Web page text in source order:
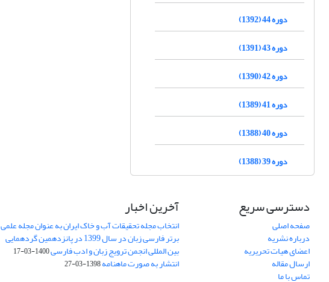
دوره 44 (1392)
دوره 43 (1391)
دوره 42 (1390)
دوره 41 (1389)
دوره 40 (1388)
دوره 39 (1388)
دسترسی سریع
صفحه اصلی
درباره نشریه
اعضای هیات تحریریه
ارسال مقاله
تماس با ما
آخرین اخبار
انتخاب مجله تحقیقات آب و خاک ایران به عنوان مجله علمی
برتر فارسی زبان در سال 1399 در پانزدهمین گردهمایی
بین المللی انجمن ترویج زبان و ادب فارسی1400-03-17
انتشار به صورت ماهنامه1398-03-27